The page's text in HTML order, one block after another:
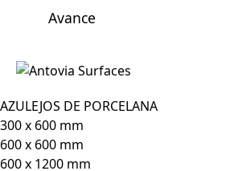
Avance
AZULEJOS DE PORCELANA
300 x 600 mm
600 x 600 mm
600 x 1200 mm